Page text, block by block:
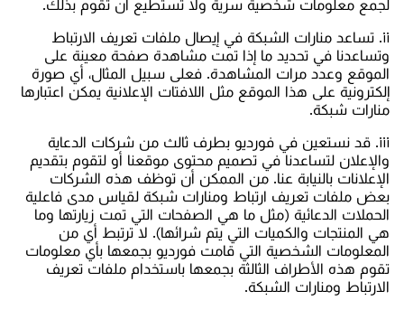
لجمع معلومات شخصية سرية ولا تستطيع أن تقوم بذلك.
ii. تساعد منارات الشبكة في إيصال ملفات تعريف الارتباط
وتساعدنا في تحديد ما إذا تمت مشاهدة صفحة معينة على
الموقع وعدد مرات المشاهدة. فعلى سبيل المثال، أي صورة
إلكترونية على هذا الموقع مثل اللافتات الإعلانية يمكن اعتبارها
منارات شبكة.
iii. قد نستعين في فورديو بطرف ثالث من شركات الدعاية
والإعلان لتساعدنا في تصميم محتوى موقعنا أو لتقوم بتقديم
الإعلانات بالنيابة عنا. من الممكن أن توظف هذه الشركات
بعض ملفات تعريف ارتباط ومنارات شبكة لقياس مدى فاعلية
الحملات الدعائية (مثل ما هي الصفحات التي تمت زيارتها وما
هي المنتجات والكميات التي يتم شرائها). لا ترتبط أي من
المعلومات الشخصية التي قامت فورديو بجمعها بأي معلومات
تقوم هذه الأطراف الثالثة بجمعها باستخدام ملفات تعريف
الارتباط ومنارات الشبكة.